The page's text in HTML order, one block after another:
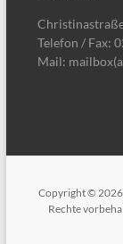
Telefon / Fax:
Mail:
Copyright © 2026
Rechte